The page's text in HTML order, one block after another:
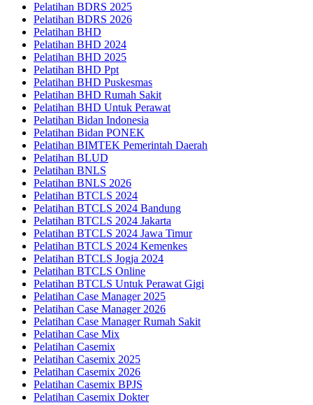
Pelatihan BDRS 2025
Pelatihan BDRS 2026
Pelatihan BHD
Pelatihan BHD 2024
Pelatihan BHD 2025
Pelatihan BHD Ppt
Pelatihan BHD Puskesmas
Pelatihan BHD Rumah Sakit
Pelatihan BHD Untuk Perawat
Pelatihan Bidan Indonesia
Pelatihan Bidan PONEK
Pelatihan BIMTEK Pemerintah Daerah
Pelatihan BLUD
Pelatihan BNLS
Pelatihan BNLS 2026
Pelatihan BTCLS 2024
Pelatihan BTCLS 2024 Bandung
Pelatihan BTCLS 2024 Jakarta
Pelatihan BTCLS 2024 Jawa Timur
Pelatihan BTCLS 2024 Kemenkes
Pelatihan BTCLS Jogja 2024
Pelatihan BTCLS Online
Pelatihan BTCLS Untuk Perawat Gigi
Pelatihan Case Manager 2025
Pelatihan Case Manager 2026
Pelatihan Case Manager Rumah Sakit
Pelatihan Case Mix
Pelatihan Casemix
Pelatihan Casemix 2025
Pelatihan Casemix 2026
Pelatihan Casemix BPJS
Pelatihan Casemix Dokter